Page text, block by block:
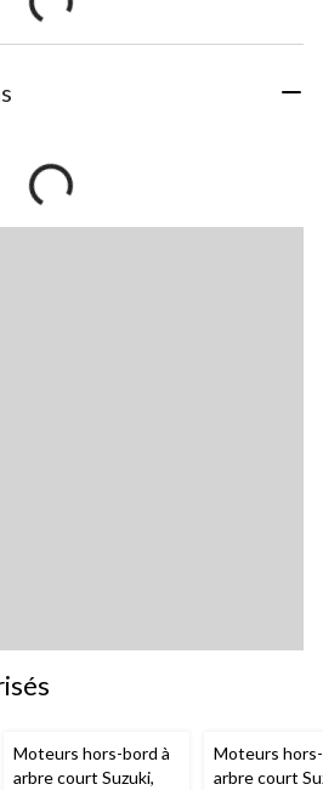
Moteurs hors-bord à
arbre court Suzuki,
Moteurs
arbre court